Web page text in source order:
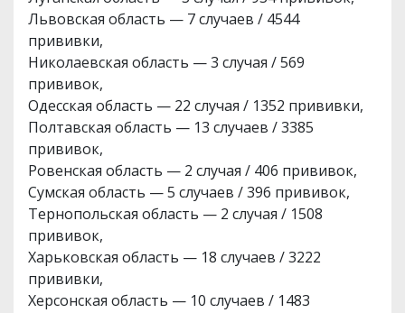
Львовская область — 7 случаев / 4544
прививки,
Николаевская область — 3 случая / 569
прививок,
Одесская область — 22 случая / 1352 прививки,
Полтавская область — 13 случаев / 3385
прививок,
Ровенская область — 2 случая / 406 прививок,
Сумская область — 5 случаев / 396 прививок,
Тернопольская область — 2 случая / 1508
прививок,
Харьковская область — 18 случаев / 3222
прививки,
Херсонская область — 10 случаев / 1483